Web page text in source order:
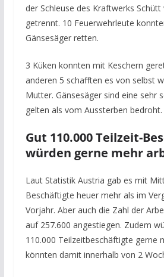
der Schleuse des Kraftwerks
getrennt. 10 Feuerwehrleute
Gänsesäger retten.
3 Küken konnten mit Keschern
anderen 5 schafften es von selbst
Mutter. Gänsesäger sind eine sehr
gelten als vom Aussterben bedroht.
Gut 110.000 Teilzeit-
würden gerne mehr
Laut Statistik Austria gab es mit
Beschäftigte heuer mehr als im
Vorjahr. Aber auch die Zahl der
auf 257.600 angestiegen. Zudem
110.000 Teilzeitbeschäftigte gerne
könnten damit innerhalb von 2